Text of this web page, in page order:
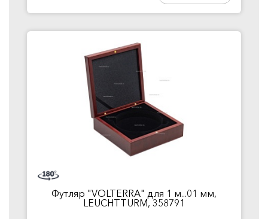
Футляр "VOLTERRA" для 1 м...01 мм,
LEUCHTTURM, 358791